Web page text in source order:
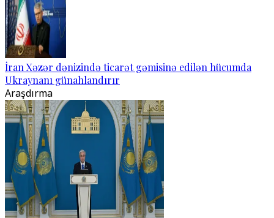
İran Xəzər dənizində ticarət gəmisinə edilən hücumda
Ukraynanı günahlandırır
Araşdırma